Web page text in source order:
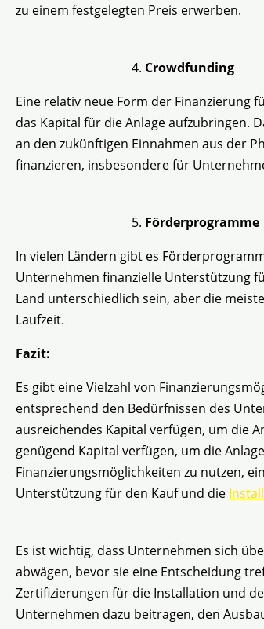
zu einem festgelegten Preis erwerben.
Crowdfunding
Eine relativ neue Form der Finanzierung
das Kapital für die Anlage aufzubringen.
an den zukünftigen Einnahmen aus der
finanzieren, insbesondere für
Förderprogramme
In vielen Ländern gibt es
Unternehmen finanzielle Unterstützung
Land unterschiedlich sein, aber die
Laufzeit.
Fazit:
Es gibt eine Vielzahl von
entsprechend den Bedürfnissen des
ausreichendes Kapital verfügen, um die
genügend Kapital verfügen, um die
Finanzierungsmöglichkeiten zu nutzen,
Unterstützung für den Kauf und die
Es ist wichtig, dass Unternehmen sich
abwägen, bevor sie eine Entscheidung
Zertifizierungen für die Installation und
Unternehmen dazu beitragen, den